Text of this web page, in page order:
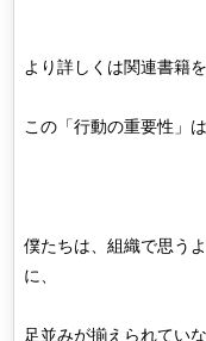
より詳しくは関連書籍
この「行動の重要性」
僕たちは、組織で思う
に、
足並みが揃えられてい